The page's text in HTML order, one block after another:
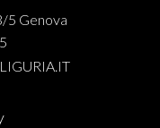
5 Genova